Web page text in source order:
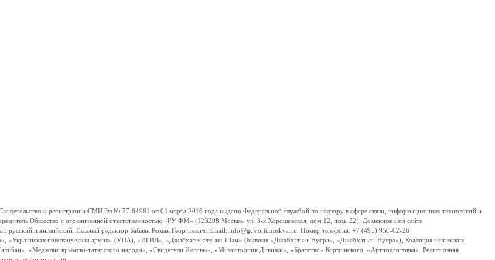
о регистрации СМИ Эл № 77-64961 от 04 марта 2016 года выдано Федеральной службой по надзору в сфере связи, информационных технологий и
Общество с ограниченной ответственностью «РУ ФМ» (123298 Москва, ул. 3-я Хорошевская, дом 12, пом. 22). Доменное имя сайта
и английский. Главный редактор Бабаян Роман Георгиевич. Email: info@govoritmoskva.ru. Номер телефона: +7 (495) 950-62-26
«Украинская повстанческая армия» (УПА), «ИГИЛ», «Джабхат Фатх аш-Шам» (бывшая «Джабхат ан-Нусра», «Джебхат ан-Нусра»), Коалиция исламских
«Меджлис крымско-татарского народа», «Свидетели Иеговы», «Мизантропик Дивижн», «Братство» Корчинского, «Артподготовка», Религиозная